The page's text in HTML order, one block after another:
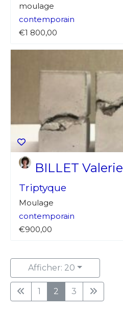
moulage
contemporain
€1 800,00
BILLET Valerie
Triptyque
Moulage
contemporain
€900,00
Afficher: 20
1 2 3